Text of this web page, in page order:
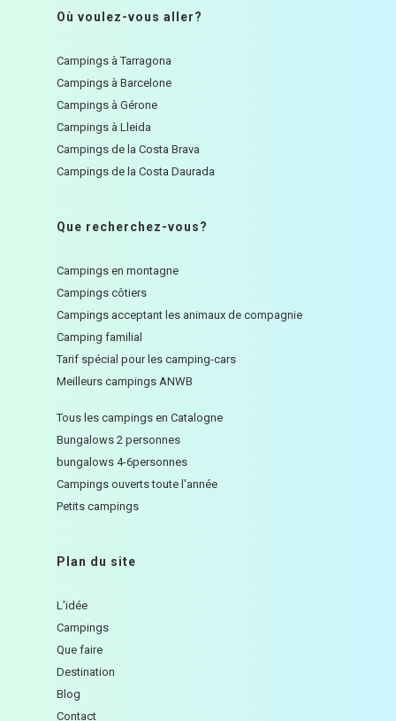
Où voulez-vous aller?
Campings à Tarragona
Campings à Barcelone
Campings à Gérone
Campings à Lleida
Campings de la Costa Brava
Campings de la Costa Daurada
Que recherchez-vous?
Campings en montagne
Campings côtiers
Campings acceptant les animaux de compagnie
Camping familial
Tarif spécial pour les camping-cars
Meilleurs campings ANWB
Tous les campings en Catalogne
Bungalows 2 personnes
bungalows 4-6personnes
Campings ouverts toute l'année
Petits campings
Plan du site
L'idée
Campings
Que faire
Destination
Blog
Contact